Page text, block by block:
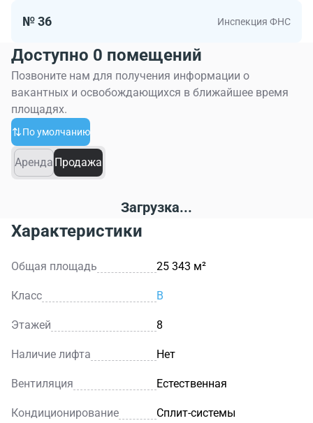
№ 36 Инспекция ФНС
Доступно 0 помещений
Позвоните нам для получения информации о
вакантных и освобождающихся в ближайшее время
площадях.
По умолчанию
Аренда Продажа
Загрузка...
Характеристики
Общая площадь 25 343 м²
Класс B
Этажей 8
Наличие лифта Нет
Вентиляция Естественная
Кондиционирование Сплит-системы